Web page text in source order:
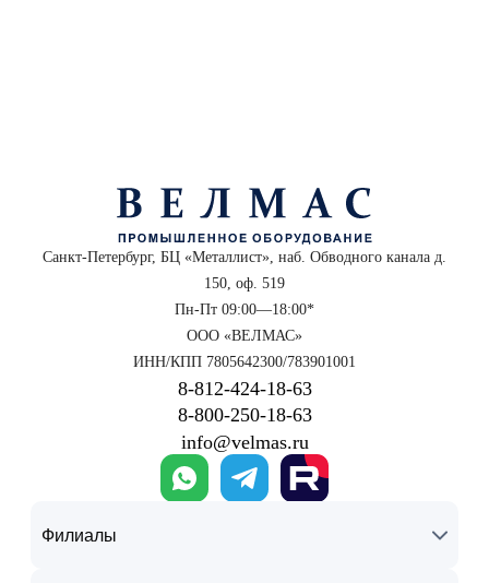
Санкт-Петербург, БЦ «Металлист», наб. Обводного канала д.
150, оф. 519
Пн-Пт 09:00—18:00*
ООО «ВЕЛМАС»
ИНН/КПП 7805642300/783901001
8‑812‑424‑18‑63
8‑800‑250‑18‑63
info@velmas.ru
Филиалы